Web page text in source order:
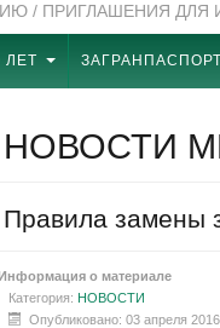
/ ПРИГЛАШЕНИЯ ДЛЯ
ЛЕТ
НОВОСТИ
Правила замены
о материале
Категория: НОВОСТИ
Опубликовано: 03 апреля 2016